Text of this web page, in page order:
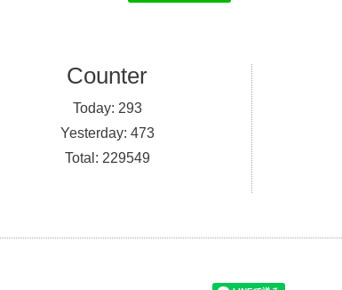
Counter
Today: 293
Yesterday: 473
Total: 229549